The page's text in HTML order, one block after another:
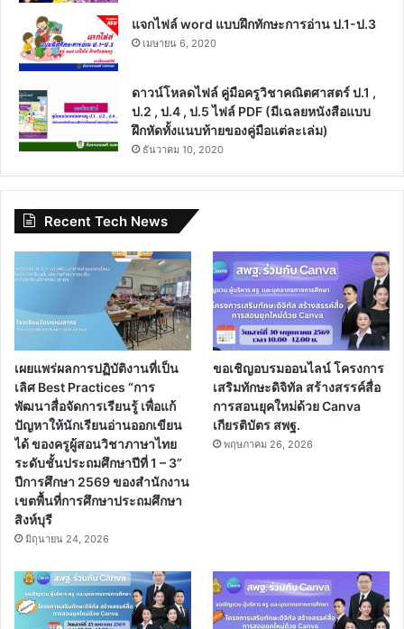
แจกไฟล์ word แบบฝึกทักษะการอ่าน ป.1-ป.3
เมษายน 6, 2020
ดาวน์โหลดไฟล์ คู่มือครูวิชาคณิตศาสตร์ ป.1 ,
ป.2 , ป.4 , ป.5 ไฟล์ PDF (มีเฉลยหนังสือแบบ
ฝึกหัดทั้งแนบท้ายของคู่มือแต่ละเล่ม)
ธันวาคม 10, 2020
Recent Tech News
เผยแพร่ผลการปฏิบัติงานที่เป็น
เลิศ Best Practices “การ
พัฒนาสื่อจัดการเรียนรู้ เพื่อแก้
ปัญหาให้นักเรียนอ่านออกเขียน
ได้ ของครูผู้สอนวิชาภาษาไทย
ระดับชั้นประถมศึกษาปีที่ 1 – 3”
ปีการศึกษา 2569 ของสำนักงาน
เขตพื้นที่การศึกษาประถมศึกษา
สิงห์บุรี
มิถุนายน 24, 2026
ขอเชิญอบรมออนไลน์ โครงการ
เสริมทักษะดิจิทัล สร้างสรรค์สื่อ
การสอนยุคใหม่ด้วย Canva
เกียรติบัตร สพฐ.
พฤษภาคม 26, 2026